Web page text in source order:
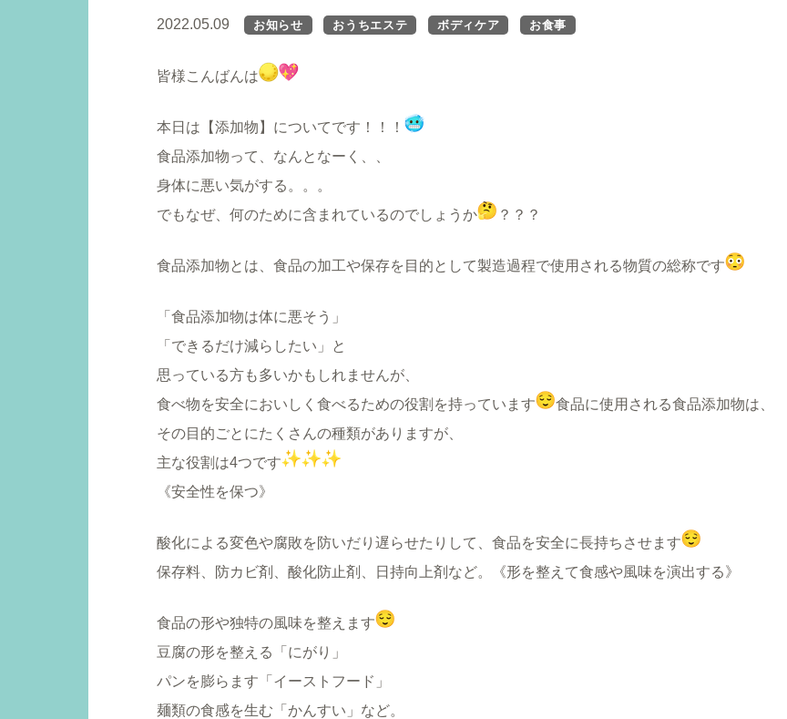
2022.05.09 お知らせ おうちエステ ボディケア お食事
皆様こんばんは
本日は【添加物】についてです！！！
食品添加物って、なんとなーく、、
身体に悪い気がする。。。
でもなぜ、何のために含まれているのでしょうか
？？？
食品添加物とは、食品の加工や保存を目的として製造過程で使用される物質の総称です
「食品添加物は体に悪そう」
「できるだけ減らしたい」と
思っている方も多いかもしれませんが、
食べ物を安全においしく食べるための役割を持っています
食品に使用される食品添加物は、
その目的ごとにたくさんの種類がありますが、
主な役割は4つです
《安全性を保つ》
酸化による変色や腐敗を防いだり遅らせたりして、食品を安全に長持ちさせます
保存料、防カビ剤、酸化防止剤、日持向上剤など。
《形を整えて食感や風味を演出する》
食品の形や独特の風味を整えます
豆腐の形を整える「にがり」
パンを膨らます「イーストフード」
麺類の食感を生む「かんすい」など。